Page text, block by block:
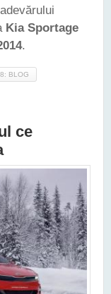
Kia Sportage
.
KIA SPORTAGE 2.0 DSL 184
BLOG
ce